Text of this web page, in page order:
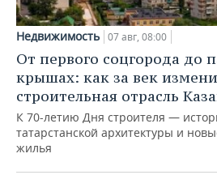
Недвижимость 07 авг, 08:00
От первого соцгорода до
крышах: как за век
строительная отрасль
К 70-летию Дня строителя —
татарстанской архитектуры и
жилья